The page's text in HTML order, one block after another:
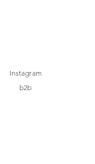
Instagram
b2b